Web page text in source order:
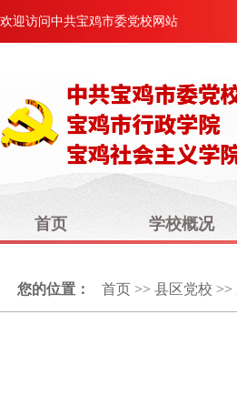
欢迎访问中共宝鸡市委党校网站
首页 学校概况
您的位置： 首页>> 县区党校 >>